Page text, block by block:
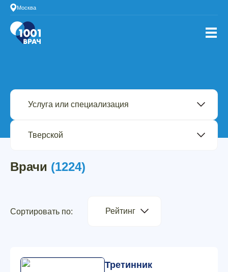
Москва
Врачи (1224)
Сортировать по: Рейтинг
Третинник